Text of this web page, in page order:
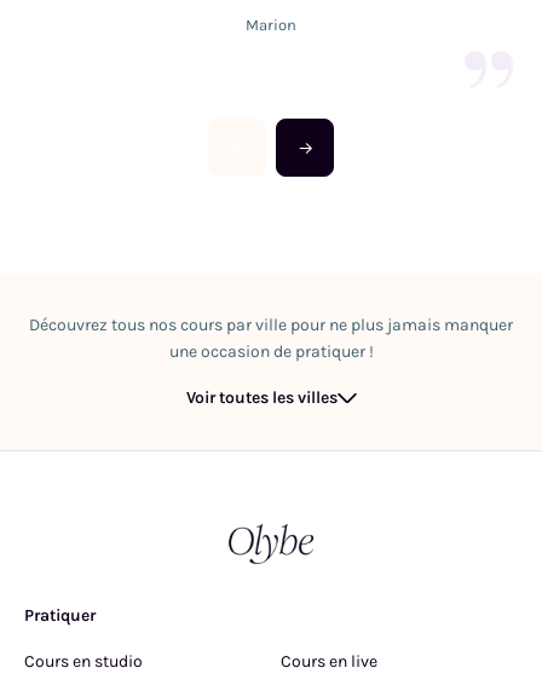
Marion
→
Découvrez tous nos cours par ville pour ne plus jamais manquer
une occasion de pratiquer !
Voir toutes les villes
Pratiquer
Cours en studio Cours en live